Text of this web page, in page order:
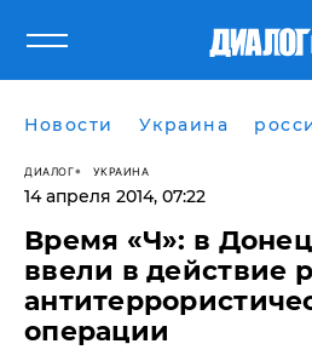
Новости Украина
ДИАЛОГ УКРАИНА
14 апреля 2014, 07:22
Время «Ч»: в
ввели в действие
операции